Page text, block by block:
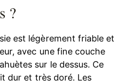
?
est légèrement friable et
avec une fine couche
sur le dessus. Ce
dur et très doré. Les